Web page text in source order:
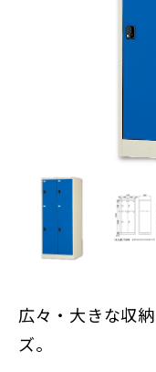
広々・大きな収
ズ。